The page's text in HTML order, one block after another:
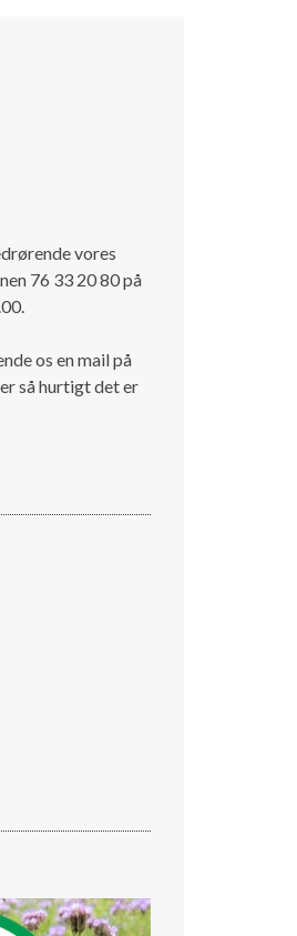
vores
76 33 20 80 på
os en mail på
så hurtigt det er